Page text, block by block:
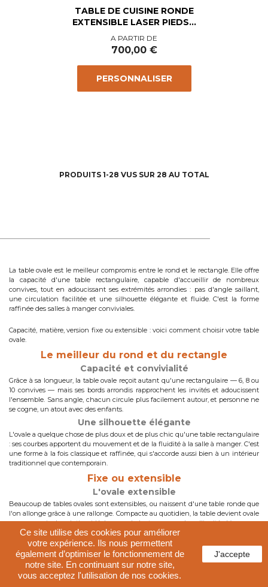
TABLE DE CUISINE RONDE
EXTENSIBLE LASER PIEDS...
Prix
A PARTIR DE
700,00 €
PERSONNALISER
PRODUITS 1-28 VUS SUR 28 AU TOTAL
La table ovale est le meilleur compromis entre le rond et le rectangle. Elle offre
la capacité d'une table rectangulaire, capable d'accueillir de nombreux
convives, tout en adoucissant ses extrémités arrondies : pas d'angle saillant,
une circulation facilitée et une silhouette élégante et fluide. C'est la forme
raffinée des salles à manger conviviales.
Capacité, matière, version fixe ou extensible : voici comment choisir votre table
ovale.
Le meilleur du rond et du rectangle
Capacité et convivialité
Grâce à sa longueur, la table ovale reçoit autant qu'une rectangulaire — 6, 8 ou
10 convives — mais ses bords arrondis rapprochent les invités et adoucissent
l'ensemble. Sans angle, chacun circule plus facilement autour, et personne ne
se cogne, un atout avec des enfants.
Une silhouette élégante
L'ovale a quelque chose de plus doux et de plus chic qu'une table rectangulaire
: ses courbes apportent du mouvement et de la fluidité à la salle à manger. C'est
une forme à la fois classique et raffinée, qui s'accorde aussi bien à un intérieur
traditionnel que contemporain.
Fixe ou extensible
L'ovale extensible
Beaucoup de tables ovales sont extensibles, ou naissent d'une table ronde que
l'on allonge grâce à une rallonge. Compacte au quotidien, la table devient ovale
pour recevoir : la solution idéale pour s'adapter au nombre d'invités. Voyez nos
tables ovales extensibles.
Les dimensions
Une table ovale de 160 à 180 cm de long reçoit 6 convives, de 200 à 240 cm
jusqu'à 8 ou 10, en comptant 60 cm par personne. La hauteur reste de 75 cm.
Prévoyez 90 cm de dégagement autour pour reculer les chaises.
Ce site utilise des cookies pour améliorer
votre expérience. Ils nous permettent
également d’optimiser le fonctionnement de
notre site. En continuant sur notre site,
vous acceptez l'utilisation de nos cookies.
J'accepte